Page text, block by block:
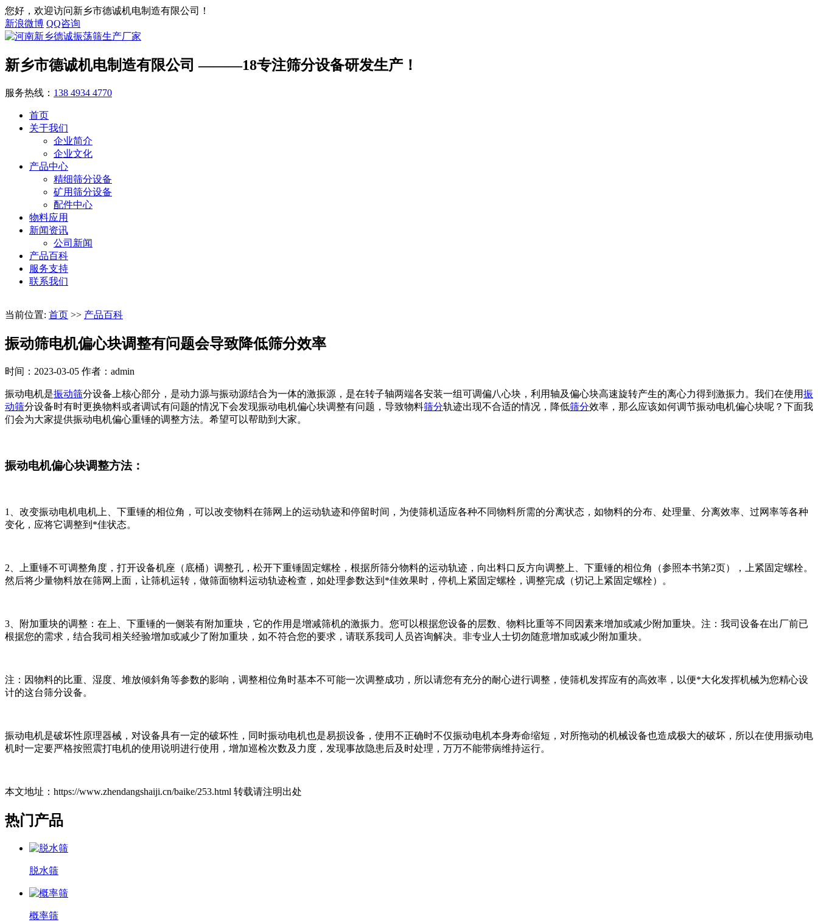
您好，欢迎访问新乡市德诚机电制造有限公司！
新浪微博 QQ咨询
新乡市德诚机电制造有限公司 ———18专注筛分设备研发生产！
服务热线： 138 4934 4770
首页
关于我们
企业简介
企业文化
产品中心
精细筛分设备
矿用筛分设备
配件中心
物料应用
新闻资讯
公司新闻
产品百科
服务支持
联系我们
当前位置: 首页 >> 产品百科
振动筛电机偏心块调整有问题会导致降低筛分效率
时间：2023-03-05 作者：admin
振动电机是振动筛分设备上核心部分，是动力源与振动源结合为一体的激振源，是在转子轴两端各安装一组可调偏八心块，利用轴及偏心块高速旋转产生的离心力得到激振力。我们在使用振
动筛分设备时有时更换物料或者调试有问题的情况下会发现振动电机偏心块调整有问题，导致物料筛分轨迹出现不合适的情况，降低筛分效率，那么应该如何调节振动电机偏心块呢？下面我
们会为大家提供振动电机偏心重锤的调整方法。希望可以帮助到大家。
振动电机偏心块调整方法：
1、改变振动电机电机上、下重锤的相位角，可以改变物料在筛网上的运动轨迹和停留时间，为使筛机适应各种不同物料所需的分离状态，如物料的分布、处理量、分离效率、过网率等各种
变化，应将它调整到*佳状态。
2、上重锤不可调整角度，打开设备机座（底桶）调整孔，松开下重锤固定螺栓，根据所筛分物料的运动轨迹，向出料口反方向调整上、下重锤的相位角（参照本书第2页），上紧固定螺栓。
然后将少量物料放在筛网上面，让筛机运转，做筛面物料运动轨迹检查，如处理参数达到*佳效果时，停机上紧固定螺栓，调整完成（切记上紧固定螺栓）。
3、附加重块的调整：在上、下重锤的一侧装有附加重块，它的作用是增减筛机的激振力。您可以根据您设备的层数、物料比重等不同因素来增加或减少附加重块。注：我司设备在出厂前已
根据您的需求，结合我司相关经验增加或减少了附加重块，如不符合您的要求，请联系我司人员咨询解决。非专业人士切勿随意增加或减少附加重块。
注：因物料的比重、湿度、堆放倾斜角等参数的影响，调整相位角时基本不可能一次调整成功，所以请您有充分的耐心进行调整，使筛机发挥应有的高效率，以便*大化发挥机械为您精心设
计的这台筛分设备。
振动电机是破坏性原理器械，对设备具有一定的破坏性，同时振动电机也是易损设备，使用不正确时不仅振动电机本身寿命缩短，对所拖动的机械设备也造成极大的破坏，所以在使用振动电
机时一定要严格按照震打电机的使用说明进行使用，增加巡检次数及力度，发现事故隐患后及时处理，万万不能带病维持运行。
本文地址：https://www.zhendangshaiji.cn/baike/253.html 转载请注明出处
热门产品
脱水筛
概率筛